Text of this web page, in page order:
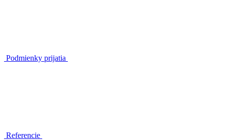
Podmienky prijatia
Referencie